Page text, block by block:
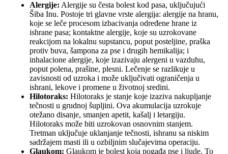
Alergije: Alergije su česta bolest kod pasa, uključujući
Šiba Inu. Postoje tri glavne vrste alergija: alergije na hranu,
koje se leče procesom izbacivanja određene hrane iz
ishrane pasa; kontaktne alergije, koje su uzrokovane
reakcijom na lokalnu supstancu, poput posteljine, praška
protiv buva, šampona za pse i drugih hemikalija; i
inhalacione alergije, koje izazivaju alergeni u vazduhu,
poput polena, prašine, plesni. Lečenje se razlikuje u
zavisnosti od uzroka i može uključivati ograničenja u
ishrani, lekove i promene u životnoj sredini.
Hilotoraks: Hilotoraks je stanje koje izaziva nakupljanje
tečnosti u grudnoj šupljini. Ova akumulacija uzrokuje
otežano disanje, smanjen apetit, kašalj i letargiju.
Hilotoraks može biti uzrokovan osnovnim stanjem.
Tretman uključuje uklanjanje tečnosti, ishranu sa niskim
sadržajem masti ili u ozbiljnim slučajevima operaciju.
Glaukom: Glaukom je bolest koja pogađa pse i ljude. To